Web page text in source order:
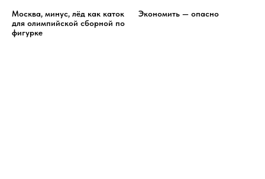
Москва, минус, лёд как каток
для олимпийской сборной по
фигурке
Экономить — опасно